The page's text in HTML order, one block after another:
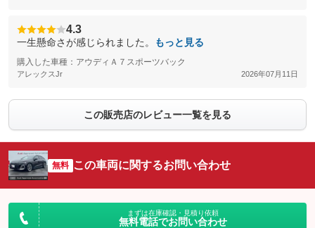
4.3
一生懸命さが感じられました。 もっと見る
購入した車種：アウディＡ７スポーツバック
アレックスJr 2026年07月11日
この販売店のレビュー一覧を見る
無料 この車両に関するお問い合わせ
まずは在庫確認・見積り依頼
無料電話でお問い合わせ